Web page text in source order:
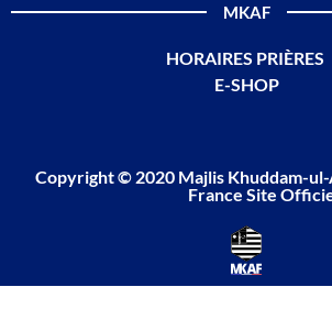
MKAF
HORAIRES PRIÈRES
E-SHOP
Copyright © 2020 Majlis Khuddam-
France Site